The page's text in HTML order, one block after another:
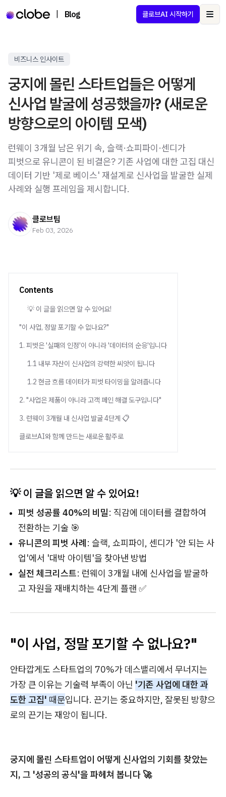
Blog 클로브AI 시작하기
비즈니스 인사이트
궁지에 몰린 스타트업들은 어떻게
신사업 발굴에 성공했을까? (새로운
방향으로의 아이템 모색)
런웨이 3개월 남은 위기 속, 슬랙·쇼피파이·센디가
피벗으로 유니콘이 된 비결은? 기존 사업에 대한 고집 대신
데이터 기반 '제로 베이스' 재설계로 신사업을 발굴한 실제
사례와 실행 프레임을 제시합니다.
클로브팀
Feb 03, 2026
Contents
💡 이 글을 읽으면 알 수 있어요!
"이 사업, 정말 포기할 수 없나요?"
1. 피벗은 '실패의 인정'이 아니라 '데이터의 순응'입니다
1.1 내부 자산이 신사업의 강력한 씨앗이 됩니다
1.2 현금 흐름 데이터가 피벗 타이밍을 알려줍니다
2. "사업은 제품이 아니라 고객 페인 해결 도구입니다"
3. 런웨이 3개월 내 신사업 발굴 4단계 📋
클로브AI와 함께 만드는 새로운 활주로
💡 이 글을 읽으면 알 수 있어요!
피벗 성공률 40%의 비밀: 직감에 데이터를 결합하여
전환하는 기술 🎯
유니콘의 피벗 사례: 슬랙, 쇼피파이, 센디가 '안 되는 사
업'에서 '대박 아이템'을 찾아낸 방법
실전 체크리스트: 런웨이 3개월 내에 신사업을 발굴하
고 자원을 재배치하는 4단계 플랜 ✅
"이 사업, 정말 포기할 수 없나요?"
안타깝게도 스타트업의 70%가 데스밸리에서 무너지는
가장 큰 이유는 기술력 부족이 아닌 '기존 사업에 대한 과
도한 고집' 때문입니다. 끈기는 중요하지만, 잘못된 방향으
로의 끈기는 재앙이 됩니다.
궁지에 몰린 스타트업이 어떻게 신사업의 기회를 찾았는
지, 그 '성공의 공식'을 파헤쳐 봅니다 🚀